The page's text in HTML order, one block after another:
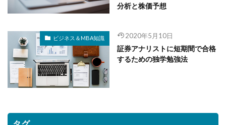
分析と株価予想
ビジネス＆MBA知識 2020年5月10日
証券アナリストに短期間で合格
するための独学勉強法